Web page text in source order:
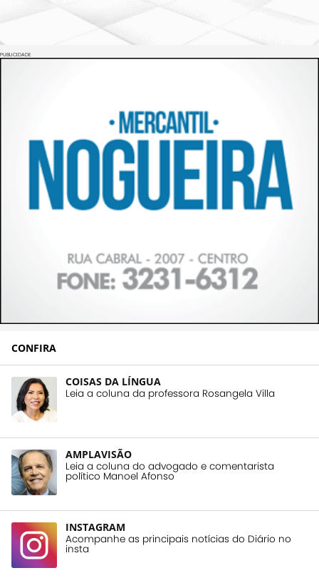
PUBLICIDADE
CONFIRA
COISAS DA LÍNGUA
Leia a coluna da professora Rosangela Villa
AMPLAVISÃO
Leia a coluna do advogado e comentarista
político Manoel Afonso
INSTAGRAM
Acompanhe as principais notícias do Diário no
insta